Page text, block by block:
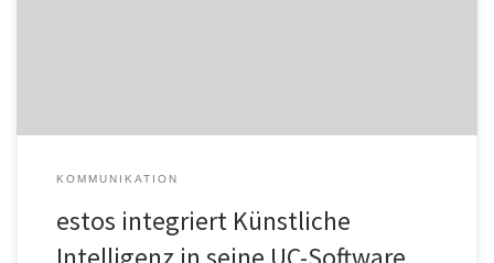
KOMMUNIKATION
estos integriert Künstliche